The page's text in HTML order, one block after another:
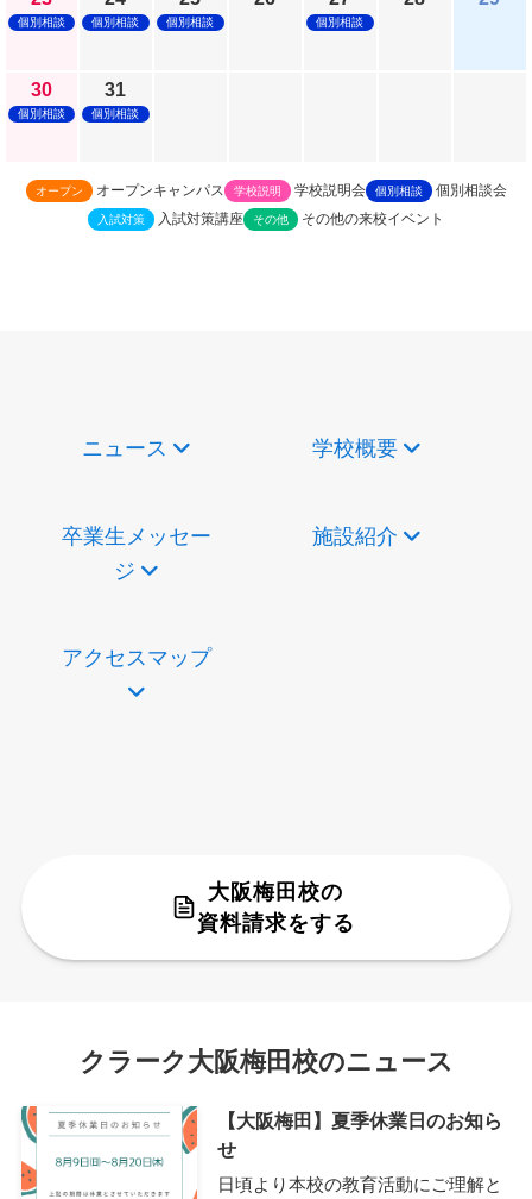
個別相談 個別相談 個別相談 個別相談
30
個別相談
31
個別相談
オープン オープンキャンパス 学校説明 学校説明会 個別相談 個別相談会
入試対策 入試対策講座 その他 その他の来校イベント
ニュース 学校概要
卒業生メッセー
ジ
施設紹介
アクセスマップ
大阪梅田校の
資料請求をする
クラーク大阪梅田校のニュース
【大阪梅田】夏季休業日のお知ら
せ
日頃より本校の教育活動にご理解と